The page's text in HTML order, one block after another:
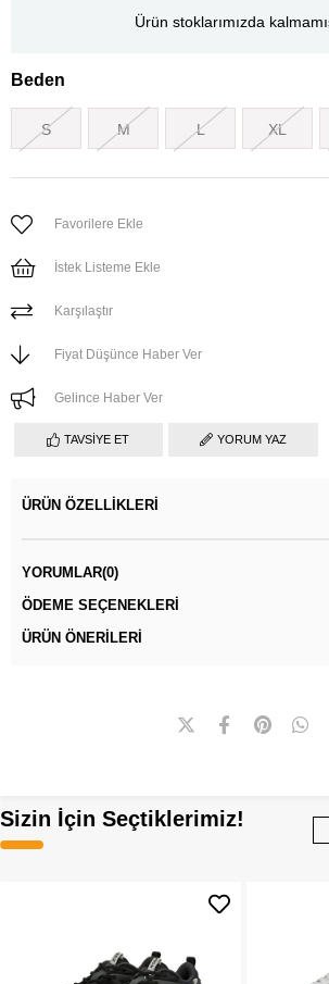
Ürün stoklarımızda
Beden
S M L XL
Favorilere Ekle
İstek Listeme Ekle
Karşılaştır
Fiyat Düşünce Haber Ver
Gelince Haber Ver
TAVSIYE ET YORUM YAZ
ÜRÜN ÖZELLIKLERI
YORUMLAR(0)
ÖDEME SEÇENEKLERI
ÜRÜN ÖNERILERI
Sizin İçin Seçtiklerimiz!